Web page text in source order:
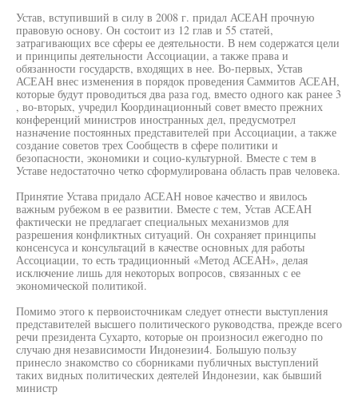
Устав, вступивший в силу в 2008 г. придал АСЕАН прочную
правовую основу. Он состоит из 12 глав и 55 статей,
затрагивающих все сферы ее деятельности. В нем содержатся цели
и принципы деятельности Ассоциации, а также права и
обязанности государств, входящих в нее. Во-первых, Устав
АСЕАН внес изменения в порядок проведения Саммитов АСЕАН,
которые будут проводиться два раза год, вместо одного как ранее 3
, во-вторых, учредил Координационный совет вместо прежних
конференций министров иностранных дел, предусмотрел
назначение постоянных представителей при Ассоциации, а также
создание советов трех Сообществ в сфере политики и
безопасности, экономики и социо-культурной. Вместе с тем в
Уставе недостаточно четко сформулирована область прав человека.
Принятие Устава придало АСЕАН новое качество и явилось
важным рубежом в ее развитии. Вместе с тем, Устав АСЕАН
фактически не предлагает специальных механизмов для
разрешения конфликтных ситуаций. Он сохраняет принципы
консенсуса и консультаций в качестве основных для работы
Ассоциации, то есть традиционный «Метод АСЕАН», делая
исключение лишь для некоторых вопросов, связанных с ее
экономической политикой.
Помимо этого к первоисточникам следует отнести выступления
представителей высшего политического руководства, прежде всего
речи президента Сухарто, которые он произносил ежегодно по
случаю дня независимости Индонезии4. Большую пользу
принесло знакомство со сборниками публичных выступлений
таких видных политических деятелей Индонезии, как бывший
министр